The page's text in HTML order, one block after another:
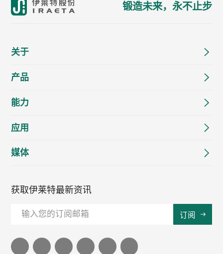
锻造未来，永不止步
关于
产品
能力
应用
媒体
获取伊莱特最新资讯
订阅